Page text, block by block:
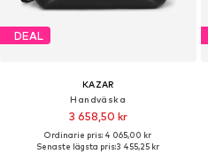
DEAL
KAZAR
Handväska
3 658,50 kr
Ordinarie pris: 4 065,00 kr
Senaste lägsta pris:3 455,25 kr